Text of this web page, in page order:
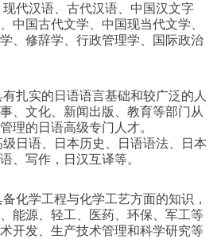
代汉语、古代汉语、中国汉文字
中国古代文学、中国现当代文学、
、修辞学、行政管理学、国际政治
扎实的日语语言基础和较广泛的人
、文化、新闻出版、教育等部门从
理的日语高级专门人才。
日语、日本历史、日语语法、日本
、写作，日汉互译等。
化学工程与化学工艺方面的知识，
能源、轻工、医药、环保、军工等
开发、生产技术管理和科学研究等